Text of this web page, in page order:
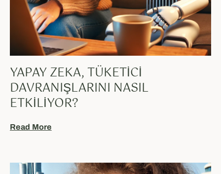
YAPAY ZEKA, TÜKETICI
DAVRANIŞLARINI NASIL
ETKILIYOR?
Read More